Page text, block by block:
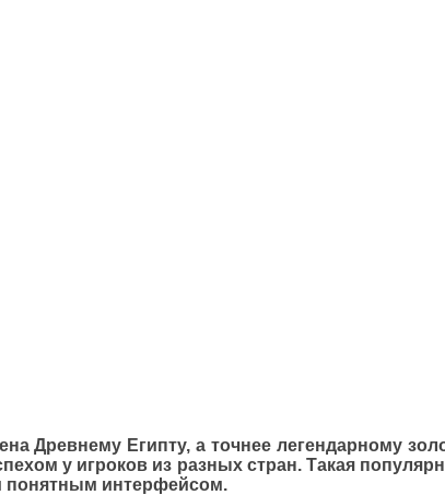
Древнему Египту, а точнее легендарному
у игроков из разных стран. Такая
понятным интерфейсом.